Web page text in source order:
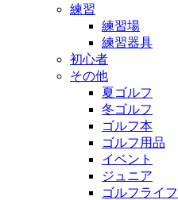
練習
練習場
練習器具
初心者
その他
夏ゴルフ
冬ゴルフ
ゴルフ本
ゴルフ用品
イベント
ジュニア
ゴルフライフ